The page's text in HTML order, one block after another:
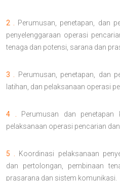
2 . Perumusan, penetapan, dan
penyelenggaraan operasi
tenaga dan potensi, sarana dan
3 . Perumusan, penetapan, dan
latihan, dan pelaksanaan operasi
4 . Perumusan dan penetapan
pelaksanaan operasi pencarian
5 . Koordinasi pelaksanaan
dan pertolongan, pembinaan
prasarana dan sistem komunikasi.